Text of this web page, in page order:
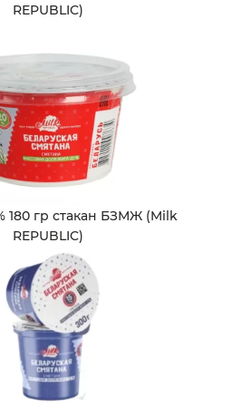
REPUBLIC)
180 гр стакан БЗМЖ (Milk
REPUBLIC)